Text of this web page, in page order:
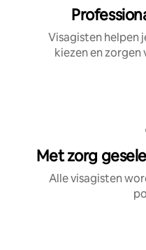
Visagisten helpen
kiezen en
Met zorg
Alle visagisten